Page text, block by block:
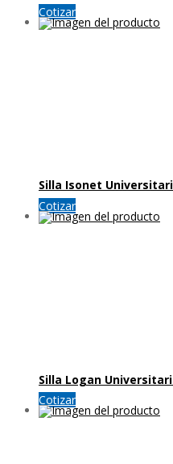
Cotizar
Silla Isonet
Cotizar
Silla Logan
Cotizar